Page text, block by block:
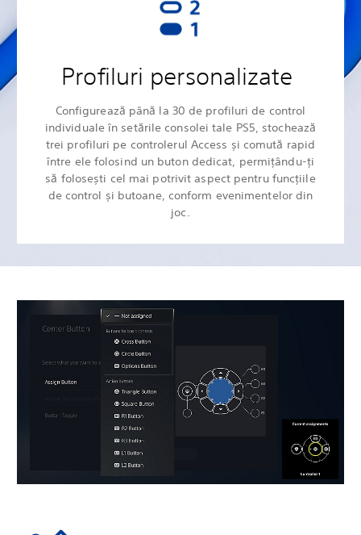
Profiluri personalizate
Configurează până la 30 de profiluri de control
individuale în setările consolei tale PS5, stochează
trei profiluri pe controlerul Access și comută rapid
între ele folosind un buton dedicat, permițându-ți
să folosești cel mai potrivit aspect pentru funcțiile
de control și butoane, conform evenimentelor din
joc.